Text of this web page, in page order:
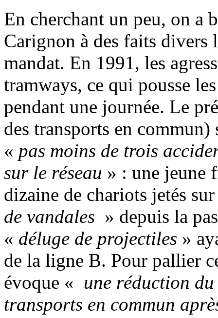
En cherchant un peu, on a
Carignon à des faits divers
mandat. En 1991, les
tramways, ce qui pousse
pendant une journée. Le
des transports en
« pas moins de trois
sur le réseau » : une jeune
dizaine de chariots jetés
de vandales » depuis la
« déluge de projectiles »
de la ligne B. Pour pallier
évoque « une réduction
transports en commun